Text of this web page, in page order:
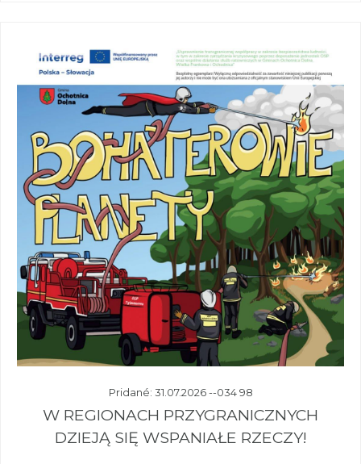
Pridané: 31.07.2026 --034 98
W REGIONACH PRZYGRANICZNYCH
DZIEJĄ SIĘ WSPANIAŁE RZECZY!